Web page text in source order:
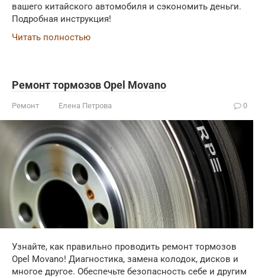
вашего китайского автомобиля и сэкономить деньги.
Подробная инструкция!
Читать полностью
Ремонт тормозов Opel Movano
Ремонт Елена Петрова 0
Узнайте, как правильно проводить ремонт тормозов
Opel Movano! Диагностика, замена колодок, дисков и
многое другое. Обеспечьте безопасность себе и другим